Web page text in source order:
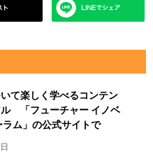
いて楽しく学べるコンテン
ル 「フューチャー イノベ
ラム」の公式サイトで